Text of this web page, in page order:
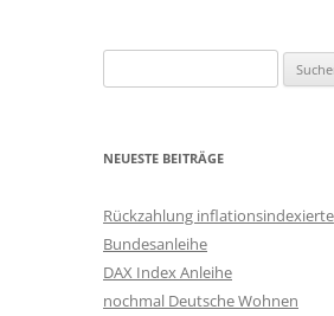
nach:
NEUESTE BEITRÄGE
Rückzahlung inflationsindexierte
Bundesanleihe
DAX Index Anleihe
nochmal Deutsche Wohnen